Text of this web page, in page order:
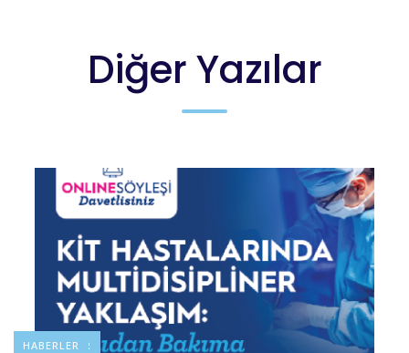
Diğer Yazılar
DUYURULAR
HABERLER